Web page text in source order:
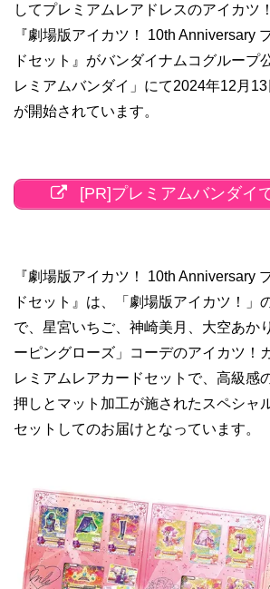
してプレミアムレアドレスのアイカツ
『劇場版アイカツ！ 10th Anniversary
ドセット』がバンダイナムコグループ
レミアムバンダイ」にて2024年12月
が開始されています。
[PR]プレミアムバンダイ
『劇場版アイカツ！ 10th Anniversary
ドセット』は、「劇場版アイカツ！」
で、星宮いちご、神崎美月、大空あか
ーピングローズ」コーデのアイカツ！
レミアムレアカードセットで、高級感
押しとマット加工が施されたスペシャ
セットしてのお届けとなっています。